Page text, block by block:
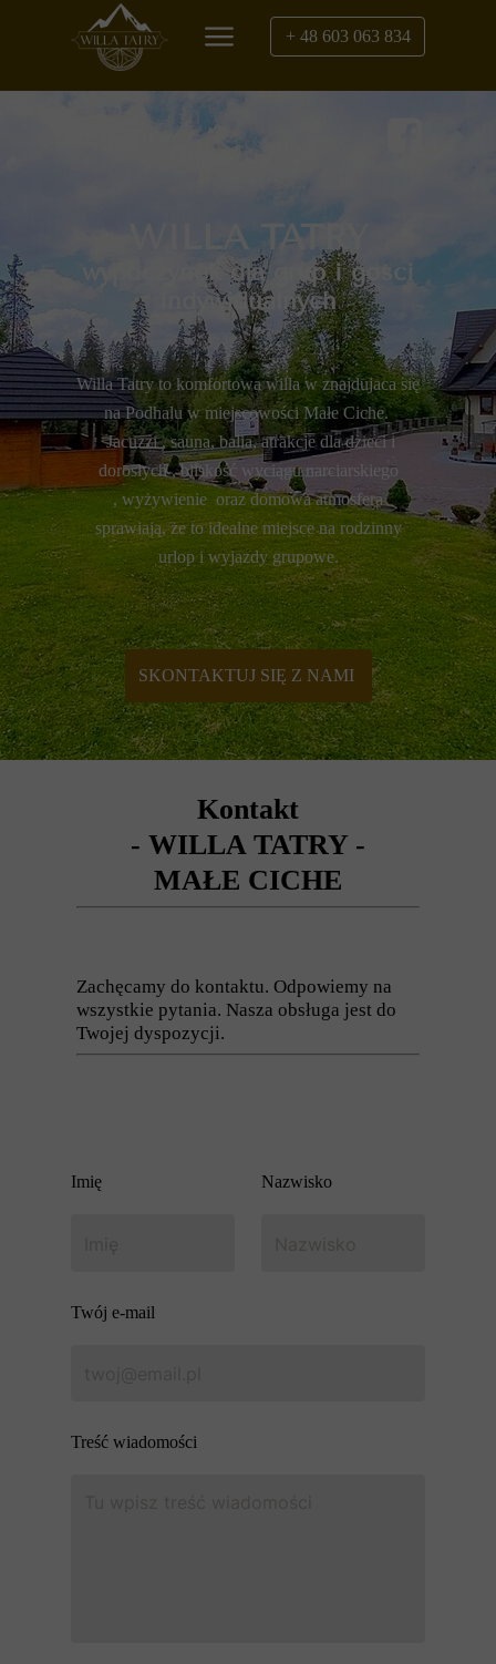
+ 48 603 063 834
Willa Tatry to komfortowa willa w znajdujaca się
na Podhalu w miejscowości Małe Ciche.
Jacuzzi , sauna, balia, atrakcje dla dzieci i
dorosłych , bliskość wyciągu narciarskiego
, wyżywienie oraz domowa atmosfera
sprawiają, że to idealne miejsce na rodzinny
urlop i wyjazdy grupowe.
WILLA TATRY
wypoczynek dla grup i gości
indywidualnych
SKONTAKTUJ SIĘ Z NAMI
Zachęcamy do kontaktu. Odpowiemy na
wszystkie pytania. Nasza obsługa jest do
Twojej dyspozycji.
Imię Nazwisko
Twój e-mail
Treść wiadomości
Kontakt
- WILLA TATRY -
MAŁE CICHE